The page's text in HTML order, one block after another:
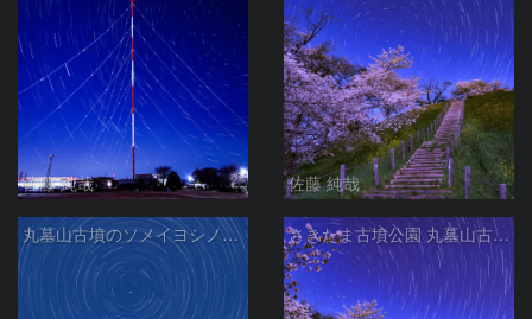
佐藤 純哉 佐藤 純哉
丸墓山古墳のソメイヨシノと日周運動 さきたま古墳公園 丸墓山古墳の夜桜と北天の日周運動 埼玉県行田市